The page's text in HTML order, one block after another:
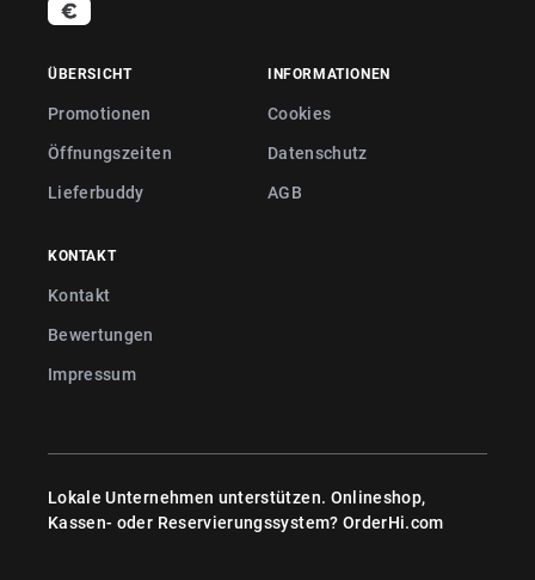
ÜBERSICHT
Promotionen
Öffnungszeiten
Lieferbuddy
INFORMATIONEN
Cookies
Datenschutz
AGB
KONTAKT
Kontakt
Bewertungen
Impressum
Lokale Unternehmen unterstützen. Onlineshop,
Kassen- oder Reservierungssystem? OrderHi.com